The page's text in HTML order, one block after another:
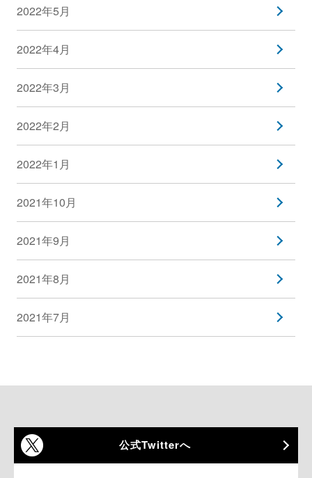
2022年5月
2022年4月
2022年3月
2022年2月
2022年1月
2021年10月
2021年9月
2021年8月
2021年7月
公式Twitterへ